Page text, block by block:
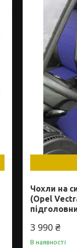
Чохли на
(Opel
3 990 ₴
В наявності